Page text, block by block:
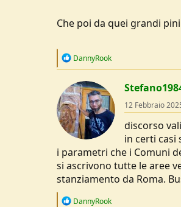
Che poi da quei grandi
R
c
t
i
o
n
s
DannyRook
12 Febbraio
discorso
in certi casi
i parametri che i Comuni
si ascrivono tutte le aree
stanziamento da Roma.
R
DannyRook